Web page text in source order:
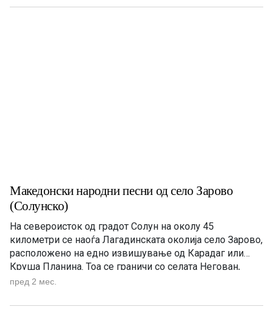
Македонски народни песни од село Зарово
(Солунско)
На североисток од градот Солун на околу 45
километри се наоѓа Лагадинската околија село Зарово,
расположено на едно извишување од Карадаг или
Круша Планина. Тоа се граничи со селата Негован,
Богородица, Висока, Берово и р. Богдана. …Тоа било
умотворби и да изготви студија за ова село. […]
пред 2 мес.